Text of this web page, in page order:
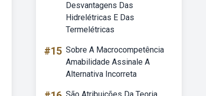
Desvantagens Das
Hidrelétricas E Das
Termelétricas
#15 Sobre A Macrocompetência
Amabilidade Assinale A
Alternativa Incorreta